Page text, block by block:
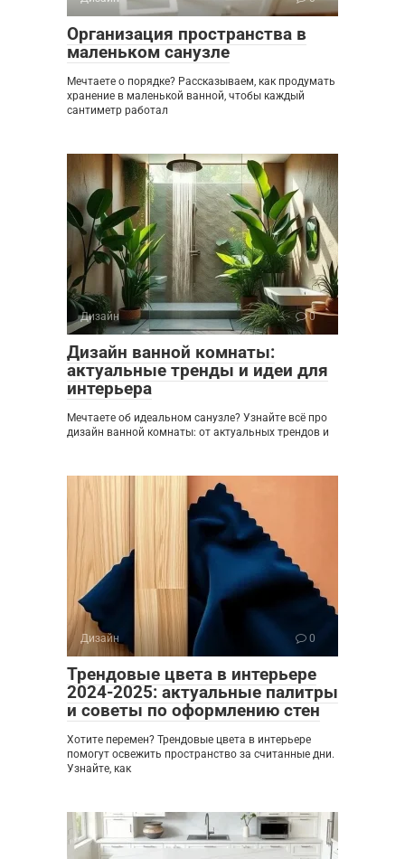
Организация пространства в
маленьком санузле
Мечтаете о порядке? Рассказываем, как продумать
хранение в маленькой ванной, чтобы каждый
сантиметр работал
Дизайн 0
Дизайн ванной комнаты:
актуальные тренды и идеи для
интерьера
Мечтаете об идеальном санузле? Узнайте всё про
дизайн ванной комнаты: от актуальных трендов и
Дизайн 0
Трендовые цвета в интерьере
2024-2025: актуальные палитры
и советы по оформлению стен
Хотите перемен? Трендовые цвета в интерьере
помогут освежить пространство за считанные дни.
Узнайте, как